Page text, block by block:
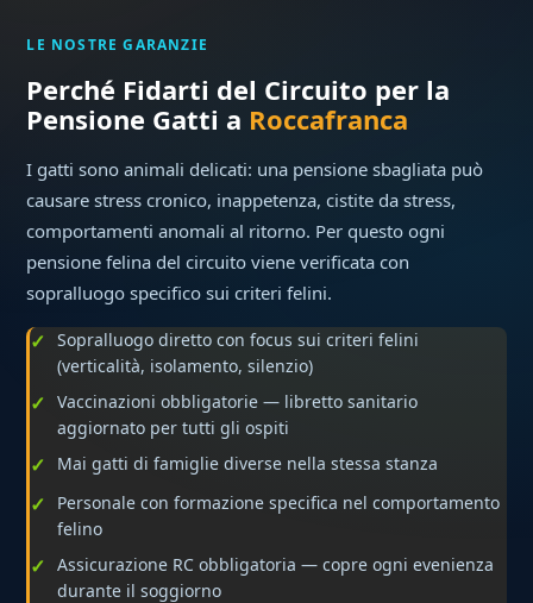
LE NOSTRE GARANZIE
Perché Fidarti del Circuito per la
Pensione Gatti a Roccafranca
I gatti sono animali delicati: una pensione sbagliata può
causare stress cronico, inappetenza, cistite da stress,
comportamenti anomali al ritorno. Per questo ogni
pensione felina del circuito viene verificata con
sopralluogo specifico sui criteri felini.
Sopralluogo diretto con focus sui criteri felini
(verticalità, isolamento, silenzio)
Vaccinazioni obbligatorie — libretto sanitario
aggiornato per tutti gli ospiti
Mai gatti di famiglie diverse nella stessa stanza
Personale con formazione specifica nel comportamento
felino
Assicurazione RC obbligatoria — copre ogni evenienza
durante il soggiorno